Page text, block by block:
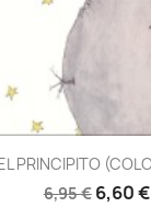
Vista
PRINCIPITO
6,95 € 6,60 €